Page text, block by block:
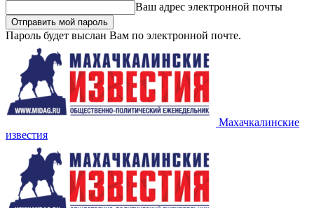
Ваш адрес электронной почты
Пароль будет выслан Вам по электронной почте.
Махачкалинские
известия